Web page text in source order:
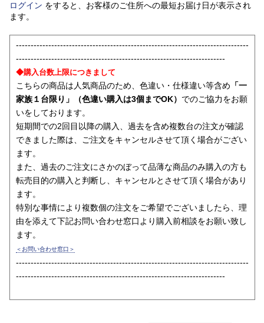
ログイン をすると、お客様のご住所への最短お届け日が表示され
ます。
-------------------------------------------------------------------------------
-----------------------------------------------------------------------
◆購入台数上限につきまして
こちらの商品は人気商品のため、色違い・仕様違い等含め 「一
家族１台限り」（色違い購入は3個までOK） でのご協力をお願
いをしております。
短期間での2回目以降の購入、過去を含め複数台の注文が確認
できました際は、ご注文をキャンセルさせて頂く場合がござい
ます。
また、過去のご注文にさかのぼって品薄な商品のみ購入の方も
転売目的の購入と判断し、キャンセルとさせて頂く場合があり
ます。
特別な事情により複数個の注文をご希望でございましたら、理
由を添えて下記お問い合わせ窓口より購入前相談をお願い致し
ます。
＜お問い合わせ窓口＞
-------------------------------------------------------------------------------
-----------------------------------------------------------------------